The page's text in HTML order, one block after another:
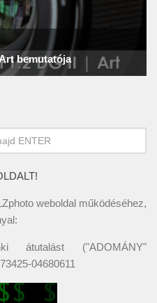
weboldal működéséhez,
átutalást ("ADOMÁNY"
04680611